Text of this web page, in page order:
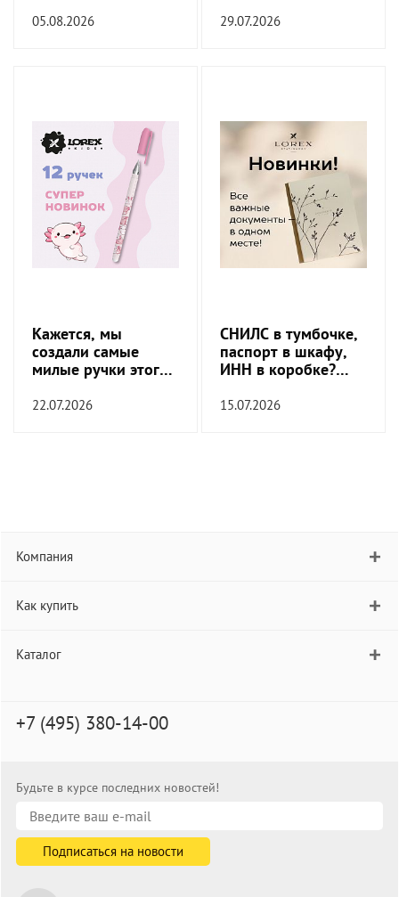
05.08.2026 29.07.2026
Кажется, мы
создали самые
милые ручки этого
22.07.2026
СНИЛС в тумбочке,
паспорт в шкафу,
ИНН в коробке?
прекратить!
15.07.2026
Компания
Как купить
Каталог
+7 (495) 380-14-00
Будьте в курсе последних новостей!